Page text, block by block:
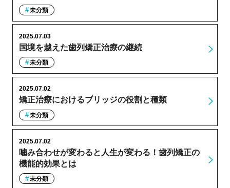
未分類
国境を越えた歯列矯正治療の継続
2025.07.03
未分類
矯正治療におけるブリッジの役割と種類
2025.07.02
未分類
噛み合わせが変わると人生が変わる！歯列矯正の
機能的効果とは
2025.07.02
未分類